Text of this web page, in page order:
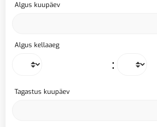
Algus kuupäev
Algus kellaaeg
:
Tagastus kuupäev